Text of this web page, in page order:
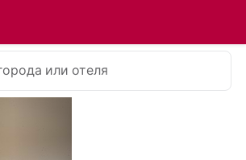
или отеля